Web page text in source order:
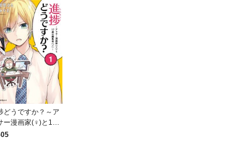
どうですか？～ア
ー漫画家(♀)と17
編集者(♂)～ 1